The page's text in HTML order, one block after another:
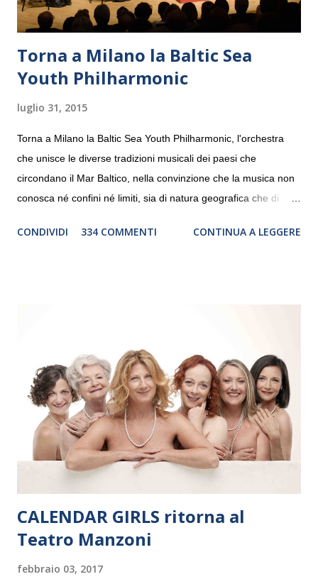
Torna a Milano la Baltic Sea
Youth Philharmonic
luglio 31, 2015
Torna a Milano la Baltic Sea Youth Philharmonic, l'orchestra
che unisce le diverse tradizioni musicali dei paesi che
circondano il Mar Baltico, nella convinzione che la musica non
conosca né confini né limiti, sia di natura geografica che di
debutterà il 10 settembre a Heiden, in Germania, e toccherà, in
“Settembre dell’Accademia” dove si esibirà per il secondo anno
consecutivo. Il pubblico milanese avrà il piacere di applaudire i
giovani artisti della Baltic Sea Youth Philharmonic per la quarta
volta. L’orchestra, fondata nel 2008 da Kristjan Järvi (affiancato
da un prestigioso consiglio di consulent...
CONDIVIDI 334 COMMENTI CONTINUA A LEGGERE
CALENDAR GIRLS ritorna al
Teatro Manzoni
febbraio 03, 2017